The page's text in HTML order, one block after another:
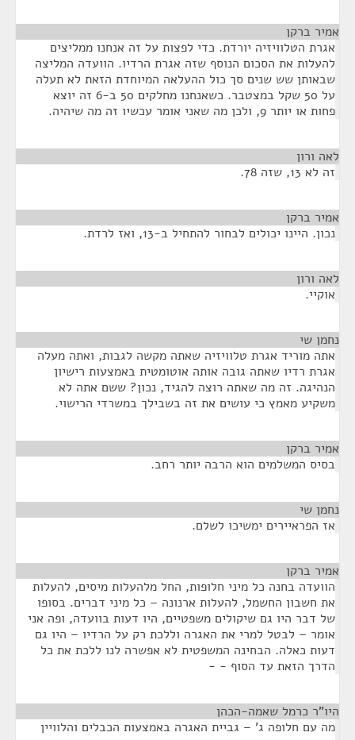
אמיר ברקן
אגרת הטלוויזיה יורדת. כדי לפצות על זה אנחנו ממליצים
להעלות את הסכום הנוסף שזה אגרת הרדיו. הוועדה המליצה
שבאותן שש שנים סך כול ההעלאה המיוחדת הזאת לא תעלה
על 50 שקל במצטבר. כשאנחנו מחלקים 50 ב-6 זה יוצא
פחות או יותר 9, ולכן מה שאני אומר עכשיו זה מה שיהיה.
לאה ורון
זה לא 13, שזה 78.
אמיר ברקן
נכון. היינו יכולים לבחור להתחיל ב-13, ואז לרדת.
לאה ורון
אוקיי.
נחמן שי
אתה מוריד אגרת טלוויזיה שאתה מקשה לגבות, ואתה מעלה
אגרת רדיו שאתה גובה אותה אוטומטית באמצעות רישיון
הנהיגה. זה מה שאתה רוצה להגיד, נכון? ששם אתה לא
משקיע מאמץ כי עושים את זה בשבילך במשרדי הרישוי.
אמיר ברקן
בסיס המשלמים הוא הרבה יותר רחב.
נחמן שי
אז הפראיירים ימשיכו לשלם.
אמיר ברקן
הוועדה בחנה כל מיני חלופות, החל מלהעלות מיסים, להעלות
את חשבון החשמל, להעלות ארנונה – כל מיני דברים. בסופו
של דבר היו גם שיקולים משפטיים, היו דעות בוועדה, ופה אני
אומר – לבטל למרי את האגרה וללכת רק על הרדיו – היו גם
דעות כאלה. הבחינה המשפטית לא אפשרה לנו ללכת את כל
הדרך הזאת עד הסוף - -
היו"ר כרמל שאמה-הכהן
מה עם חלופה ג' – גביית האגרה באמצעות הכבלים והלוויין